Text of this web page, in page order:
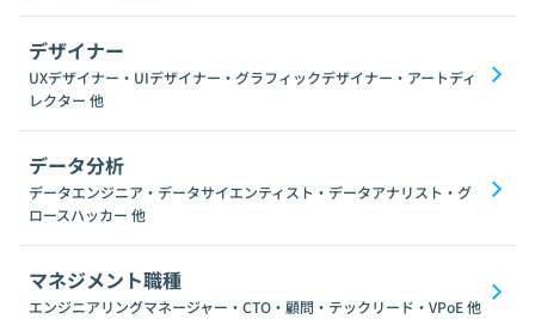
デザイナー
UXデザイナー・UIデザイナー・グラフィックデザイナー・アートディ
レクター 他
データ分析
データエンジニア・データサイエンティスト・データアナリスト・グ
ロースハッカー 他
マネジメント職種
エンジニアリングマネージャー・CTO・顧問・テックリード・VPoE他